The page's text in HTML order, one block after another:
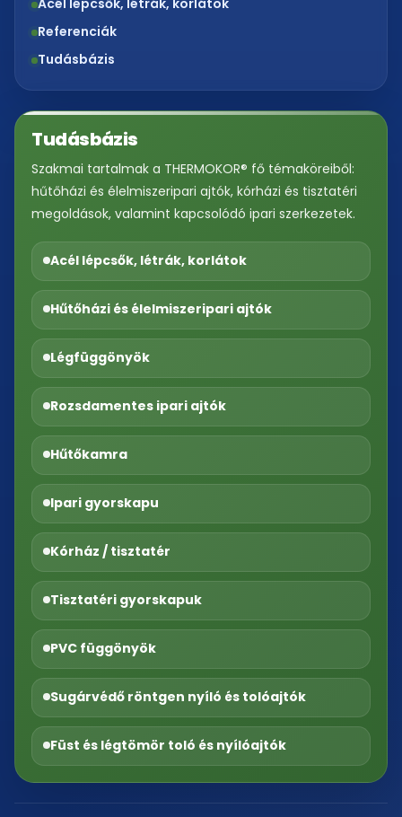
Acél lépcsők, létrák, korlátok
Referenciák
Tudásbázis
Tudásbázis
Szakmai tartalmak a THERMOKOR® fő témaköreiből:
hűtőházi és élelmiszeripari ajtók, kórházi és tisztatéri
megoldások, valamint kapcsolódó ipari szerkezetek.
Acél lépcsők, létrák, korlátok
Hűtőházi és élelmiszeripari ajtók
Légfüggönyök
Rozsdamentes ipari ajtók
Hűtőkamra
Ipari gyorskapu
Kórház / tisztatér
Tisztatéri gyorskapuk
PVC függönyök
Sugárvédő röntgen nyíló és tolóajtók
Füst és légtömör toló és nyílóajtók